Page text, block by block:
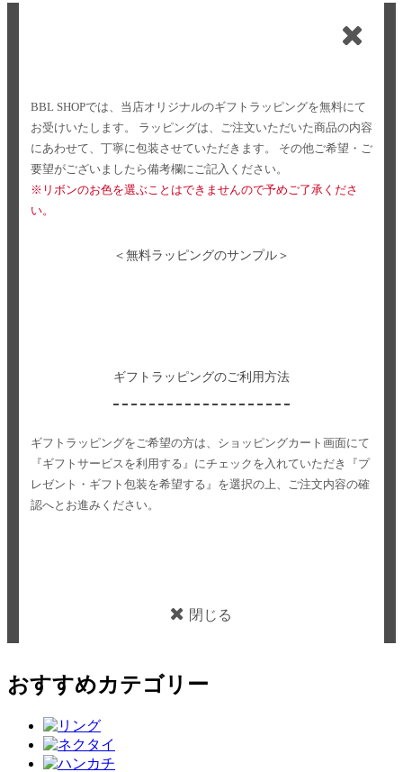
BBL SHOPでは、当店オリジナルのギフトラッピングを無料にて
お受けいたします。
ラッピングは、ご注文いただいた商品の内容
にあわせて、丁寧に包装させていただきます。
その他ご希望・ご
要望がございましたら備考欄にご記入ください。
※リボンのお色を選ぶことはできませんので予めご了承くださ
い。
＜無料ラッピングのサンプル＞
ギフトラッピングのご利用方法
ギフトラッピングをご希望の方は、ショッピングカート画面にて
『ギフトサービスを利用する』にチェックを入れていただき
『プ
レゼント・ギフト包装を希望する』を選択の上、ご注文内容の確
認へとお進みください。
閉じる
おすすめカテゴリー